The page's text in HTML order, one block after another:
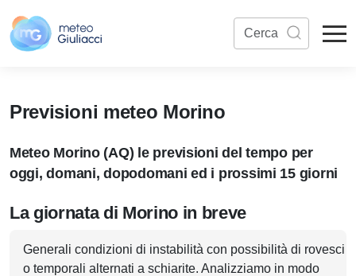
Previsioni meteo Morino
Meteo Morino (AQ) le previsioni del tempo per
oggi, domani, dopodomani ed i prossimi 15 giorni
La giornata di Morino in breve
Generali condizioni di instabilità con possibilità di rovesci
o temporali alternati a schiarite. Analizziamo in modo